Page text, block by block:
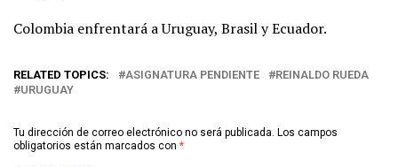
Colombia enfrentará a Uruguay, Brasil y Ecuador.
RELATED TOPICS: ASIGNATURA PENDIENTE
REINALDO RUEDA
URUGUAY
Tu dirección de correo electrónico no será publicada. Los campos
obligatorios están marcados con *